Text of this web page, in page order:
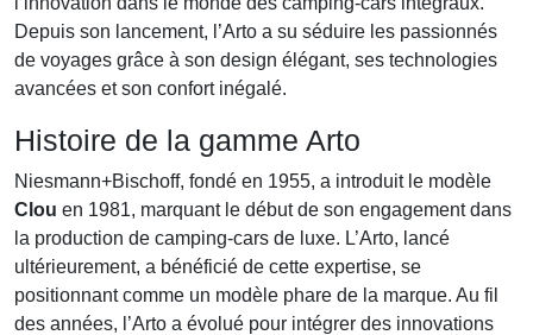
Depuis son lancement, l’Arto a su séduire les passionnés
de voyages grâce à son design élégant, ses technologies
avancées et son confort inégalé.
Histoire de la gamme Arto
Niesmann+Bischoff, fondé en 1955, a introduit le modèle
Clou en 1981, marquant le début de son engagement dans
la production de camping-cars de luxe. L’Arto, lancé
ultérieurement, a bénéficié de cette expertise, se
positionnant comme un modèle phare de la marque. Au fil
des années, l’Arto a évolué pour intégrer des innovations